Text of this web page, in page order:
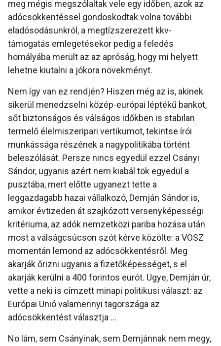
meg mégis megszólaltak vele egy időben, azok az
adócsökkentéssel gondoskodtak volna további
eladósodásunkról, a megtízszerezett kkv-
támogatás emlegetésekor pedig a feledés
homályába merült az az apróság, hogy mi helyett
lehetne kiutalni a jókora növekményt.
Nem így van ez rendjén? Hiszen még az is, akinek
sikerül menedzselni közép-európai léptékű bankot,
sőt biztonságos és válságos időkben is stabilan
termelő élelmiszeripari vertikumot, tekintse írói
munkássága részének a nagypolitikába történt
beleszólását. Persze nincs egyedül ezzel Csányi
Sándor, ugyanis azért nem kiabál tök egyedül a
pusztába, mert előtte ugyanezt tette a
leggazdagabb hazai vállalkozó, Demján Sándor is,
amikor évtizeden át szajkózott versenyképességi
kritériuma, az adók nemzetközi pariba hozása után
most a válságcsúcson szót kérve közölte: a VOSZ
momentán lemond az adócsökkentésről. Meg
akarják őrizni ugyanis a fizetőképességet, s el
akarják kerülni a 400 forintos eurót. Ugye, Demján úr,
vette a neki is címzett minapi politikusi választ: az
Európai Unió valamennyi tagországa az
adócsökkentést választja ...
No lám, sem Csányinak, sem Demjánnak nem megy,